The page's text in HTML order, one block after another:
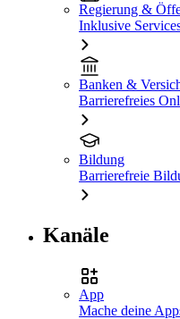
Regierung &
Inklusive
Banken &
Barrierefreies
Bildung
Barrierefreie
Kanäle
App
Mache deine